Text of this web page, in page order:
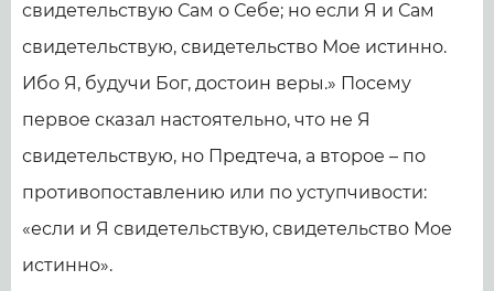
свидетельствую Сам о Себе; но если Я и Сам
свидетельствую, свидетельство Мое истинно.
Ибо Я, будучи Бог, достоин веры.» Посему
первое сказал настоятельно, что не Я
свидетельствую, но Предтеча, а второе – по
противопоставлению или по уступчивости:
«если и Я свидетельствую, свидетельство Мое
истинно».